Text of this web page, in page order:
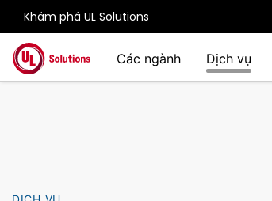
Khám phá UL Solutions
Skip to main content
Các ngành
Dịch vụ